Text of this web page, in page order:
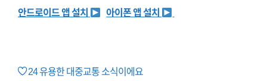
안드로이드 앱 설치 아이폰 앱 설치
24유용한 대중교통 소식이에요